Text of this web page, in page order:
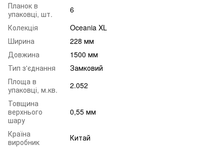
Планок в
упаковці, шт.
6
Колекція
Oceania XL
Ширина
228 мм
Довжина
1500 мм
Тип з'єднання
Замковий
Площа в
упаковці, м.кв.
2.052
Товщина
верхнього
шару
0,55 мм
Країна
виробник
Китай